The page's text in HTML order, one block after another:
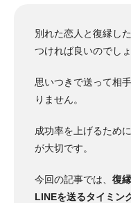
別れた恋人と復縁し
つければ良いのでしょ
思いつきで送って相
りません。
成功率を上げるため
が大切です。
今回の記事では、 復
LINEを送るタイミン